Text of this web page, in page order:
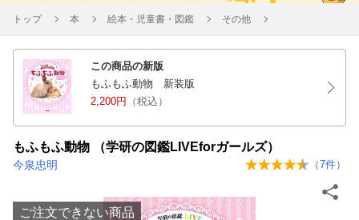
トップ 本 絵本・児童書・図鑑 その他
この商品の新版
もふもふ動物 新装版
2,200円
（税込）
もふもふ動物 （学研の図鑑LIVEforガールズ）
今泉忠明 （7件）
ご注文できない商品